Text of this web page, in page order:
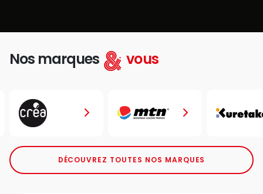
Nos marques vous
DÉCOUVREZ TOUTES NOS MARQUES